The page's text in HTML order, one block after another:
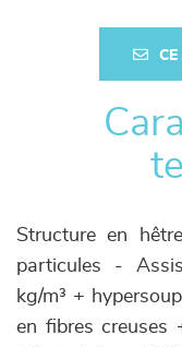
Structure en
particules -
kg/m³ +
en fibres creuses